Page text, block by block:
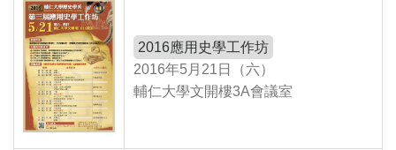
2016應用史學工作坊
2016年5月21日（六）
輔仁大學文開樓3A會議室